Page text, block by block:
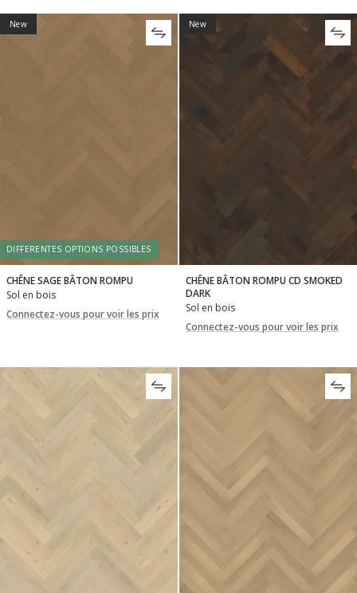
New
DIFFERENTES OPTIONS POSSIBLES
CHÊNE SAGE BÂTON ROMPU
Sol en bois
Connectez-vous pour voir les prix
New
CHÊNE BÂTON ROMPU CD SMOKED
DARK
Sol en bois
Connectez-vous pour voir les prix